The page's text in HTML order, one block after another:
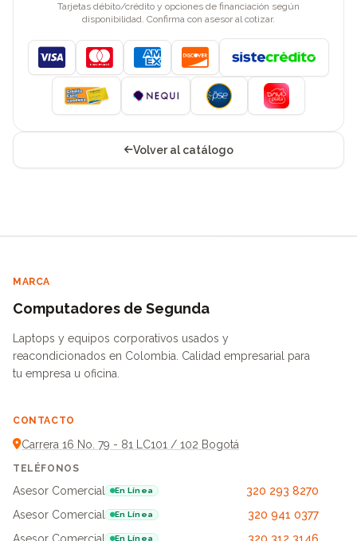
Tarjetas débito/crédito y opciones de financiación según
disponibilidad. Confirma con asesor al cotizar.
Visa MastercardAmerican Express
Discover
Volver al catálogo
MARCA
Computadores de Segunda
Laptops y equipos corporativos usados y
reacondicionados en Colombia. Calidad empresarial para
tu empresa u oficina.
CONTACTO
Carrera 16 No. 79 - 81 LC101 / 102 Bogotá
TELÉFONOS
Asesor Comercial En Línea
320 293 8270
Asesor Comercial
En Línea
320 941 0377
En Línea